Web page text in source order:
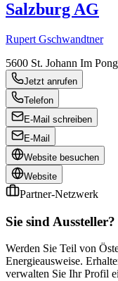
Salzburg AG
Rupert Gschwandtner
5600 St. Johann Im
Jetzt anrufen
Telefon
E-Mail schreiben
E-Mail
Website besuchen
Website
Partner-Netzwerk
Sie sind Aussteller?
Werden Sie Teil von
Energieausweise.
verwalten Sie Ihr Profil